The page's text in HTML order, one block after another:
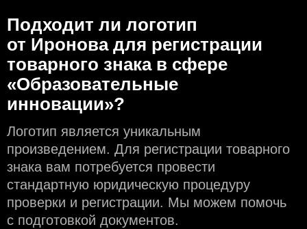
Подходит ли логотип
от Иронова для регистрации
товарного знака в сфере
«Образовательные
инновации»?
Логотип является уникальным
произведением. Для регистрации товарного
знака вам потребуется провести
стандартную юридическую процедуру
проверки и регистрации. Мы можем помочь
с подготовкой документов.